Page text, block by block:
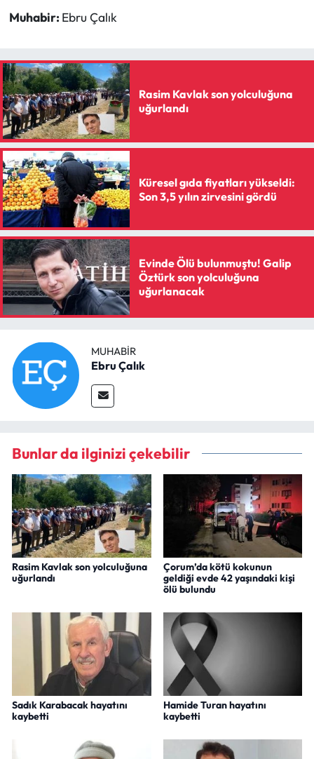
Muhabir: Ebru Çalık
Rasim Kavlak son yolculuğuna
uğurlandı
Küresel gıda fiyatları yükseldi:
Son 3,5 yılın zirvesini gördü
Evinde Ölü bulunmuştu! Galip
Öztürk son yolculuğuna
uğurlanacak
MUHABIR
Ebru Çalık
Bunlar da ilginizi çekebilir
Rasim Kavlak son yolculuğuna
uğurlandı
Çorum’da kötü kokunun
geldiği evde 42 yaşındaki kişi
ölü bulundu
Sadık Karabacak hayatını
kaybetti
Hamide Turan hayatını
kaybetti
Resmi İlan
Resmi Reklam
Sağlık
Siyaset
Spor
Sungurlu Haberleri
Turizm
Uğurludağ Haberleri
Yaşam
Yayla Haber
Yemek Tarifleri